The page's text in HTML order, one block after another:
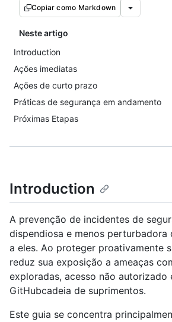
Copiar como Markdown
Neste artigo
Introduction
Ações imediatas
Ações de curto prazo
Práticas de segurança em andamento
Próximas Etapas
Introduction
A prevenção de incidentes de
dispendiosa e menos perturbadora
a eles. Ao proteger proativamente
reduz sua exposição a ameaças
exploradas, acesso não autorizado
GitHubcadeia de suprimentos.
Este guia se concentra